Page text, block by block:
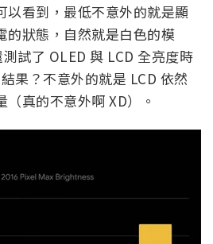
以看到，最低不意外的就是顯
的狀態，自然就是白色的模
試了 OLED 與 LCD 全亮度時
果？不意外的就是 LCD 依然
真的不意外啊 XD）。